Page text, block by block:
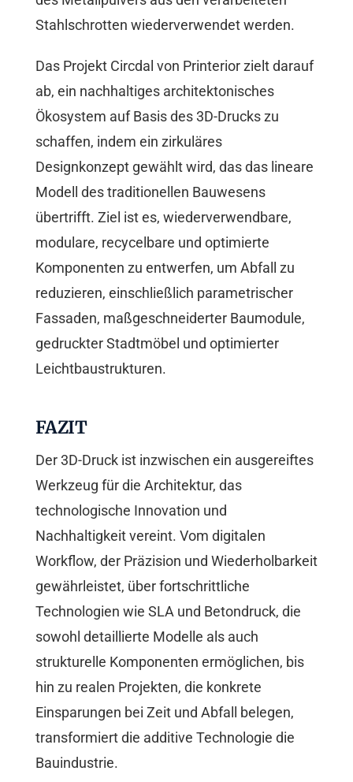
Stahlschrotten wiederverwendet werden.
Das Projekt Circdal von Printerior zielt darauf
ab, ein nachhaltiges architektonisches
Ökosystem auf Basis des 3D-Drucks zu
schaffen, indem ein zirkuläres
Designkonzept gewählt wird, das das lineare
Modell des traditionellen Bauwesens
übertrifft. Ziel ist es, wiederverwendbare,
modulare, recycelbare und optimierte
Komponenten zu entwerfen, um Abfall zu
reduzieren, einschließlich parametrischer
Fassaden, maßgeschneiderter Baumodule,
gedruckter Stadtmöbel und optimierter
Leichtbaustrukturen.
FAZIT
Der 3D-Druck ist inzwischen ein ausgereiftes
Werkzeug für die Architektur, das
technologische Innovation und
Nachhaltigkeit vereint. Vom digitalen
Workflow, der Präzision und Wiederholbarkeit
gewährleistet, über fortschrittliche
Technologien wie SLA und Betondruck, die
sowohl detaillierte Modelle als auch
strukturelle Komponenten ermöglichen, bis
hin zu realen Projekten, die konkrete
Einsparungen bei Zeit und Abfall belegen,
transformiert die additive Technologie die
Bauindustrie.